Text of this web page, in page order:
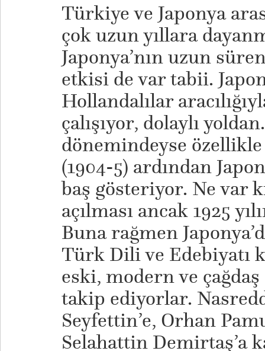
Türkiye ve Japonya
çok uzun yıllara
Japonya’nın uzun
etkisi de var tabii.
Hollandalılar
çalışıyor, dolaylı
dönemindeyse
(1904-5) ardından
baş gösteriyor. Ne var
açılması ancak 1925
Buna rağmen
Türk Dili ve Edebiyatı
eski, modern ve
takip ediyorlar.
Seyfettin’e, Orhan
Selahattin Demirtaş’a